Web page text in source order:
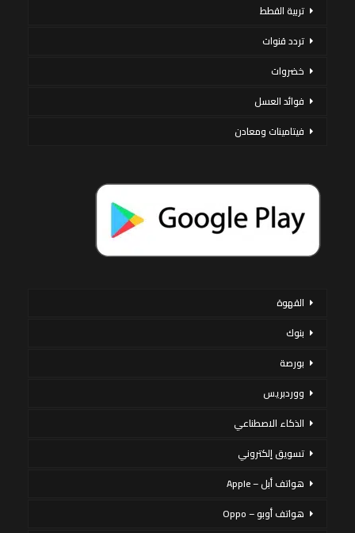
تربية القطط
تردد قنوات
خضروات
فوائد العسل
فيتامينات ومعادن
القهوة
بنوك
بورصة
ووردبريس
الذكاء الاصطناعي
تسويق إلكتروني
هواتف أبل – Apple
هواتف أوبو – Oppo